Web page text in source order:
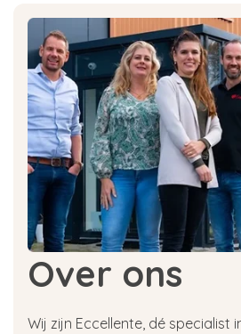
Over ons
Wij zijn Eccellente, dé specialist